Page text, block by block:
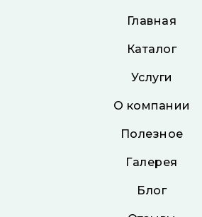
Главная
Каталог
Услуги
О компании
Полезное
Галерея
Блог